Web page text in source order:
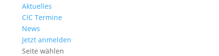
Aktuelles
CIC Termine
News
Jetzt anmelden
Seite wählen